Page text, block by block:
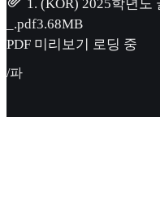
1. (KOR) 2025학년
_.pdf3.68MB
PDF 미리보기 로딩 중
/파